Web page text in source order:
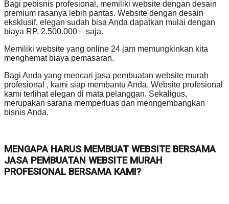
Bagi pebisnis profesional, memiliki website dengan desain
premium rasanya lebih pantas. Website dengan desain
eksklusif, elegan sudah bisa Anda dapatkan mulai dengan
biaya RP. 2.500.000 – saja.
Memiliki website yang online 24 jam memungkinkan kita
menghemat biaya pemasaran.
Bagi Anda yang mencari jasa pembuatan website murah
profesional , kami siap membantu Anda. Website profesional
kami terlihat elegan di mata pelanggan. Sekaligus,
merupakan sarana memperluas dan menngembangkan
bisnis Anda.
MENGAPA HARUS MEMBUAT WEBSITE BERSAMA
JASA PEMBUATAN WEBSITE MURAH
PROFESIONAL BERSAMA KAMI?